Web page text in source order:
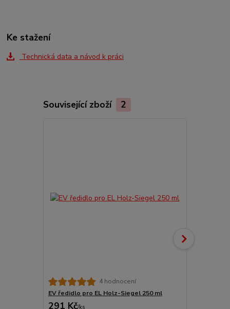
Ke stažení
Technická data a návod k práci
Související zboží 2
4 hodnocení
EV ředidlo pro EL Holz-Siegel 250 ml
291 Kč/ks